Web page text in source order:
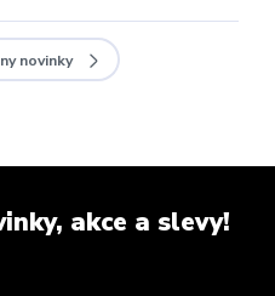
novinky
akce a slevy!